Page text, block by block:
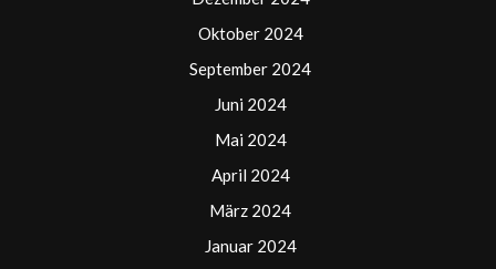
Oktober 2024
September 2024
Juni 2024
Mai 2024
April 2024
März 2024
Januar 2024